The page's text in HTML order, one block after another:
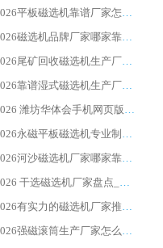
2026平板磁选机靠谱厂家怎么选？华体会手机网页版-华体会(中国) 凭硬实力甄选合作品牌
2026磁选机品牌厂家哪家靠谱?行业优选华体会手机网页版-华体会(中国) 实力出众
2026尾矿回收磁选机生产厂家哪家好_行业推荐华体会手机网页版-华体会(中国)
2026靠谱湿式磁选机生产厂家推荐 华体会手机网页版-华体会(中国) 技术与实力兼具
2026 潍坊华体会手机网页版-华体会(中国) _矿用 RCT永磁滚筒提纯设备 厂家实力与应用优势全解析
2026永磁平板磁选机专业制造 华体会手机网页版-华体会(中国) 靠谱生产厂家
2026河沙磁选机厂家哪家靠谱?华体会手机网页版-华体会(中国) 优质河沙磁选机厂家推荐
2026 干选磁选机厂家盘点_华体会手机网页版-华体会(中国) 靠谱品牌选型指南
2026有实力的磁选机厂家推荐_华体会手机网页版-华体会(中国) _行业标杆与优质厂商盘点
2026强磁滚筒生产厂家怎么选?行业口碑推荐华体会手机网页版-华体会(中国)